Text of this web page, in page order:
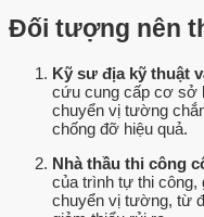
Đối tượng nên
Kỹ sư địa kỹ thuật
cứu cung cấp cơ sở
chuyển vị tường
chống đỡ hiệu quả.
Nhà thầu thi công
của trình tự thi công,
chuyển vị tường, từ